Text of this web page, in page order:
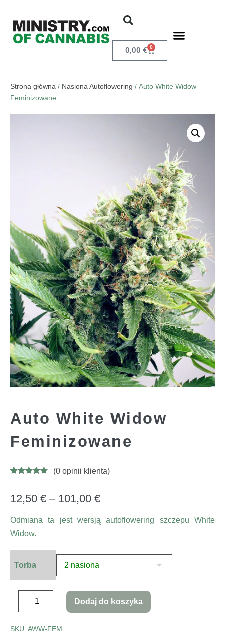
0,00 € 0
Strona główna / Nasiona Autoflowering / Auto White Widow
Feminizowane
Auto White Widow
Feminizowane
podstawie
ocen
(0opinii klienta)
12,50 € – 101,00 €
Odmiana ta jest wersją autoflowering szczepu White
Widow.
Torba
Dodaj do koszyka
SKU: AWW-FEM